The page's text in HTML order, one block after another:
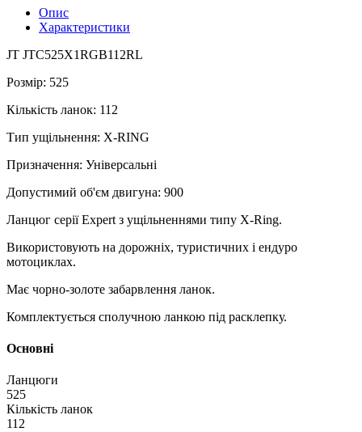
Опис
Характеристики
JT JTC525X1RGB112RL
Розмір: 525
Кількість ланок: 112
Тип ущільнення: X-RING
Призначення: Універсальні
Допустимий об'єм двигуна: 900
Ланцюг серії Expert з ущільненнями типу X-Ring.
Використовують на дорожніх, туристичних і ендуро
мотоциклах.
Має чорно-золоте забарвлення ланок.
Комплектується сполучною ланкою під расклепку.
Основні
Ланцюги
525
Кількість ланок
112